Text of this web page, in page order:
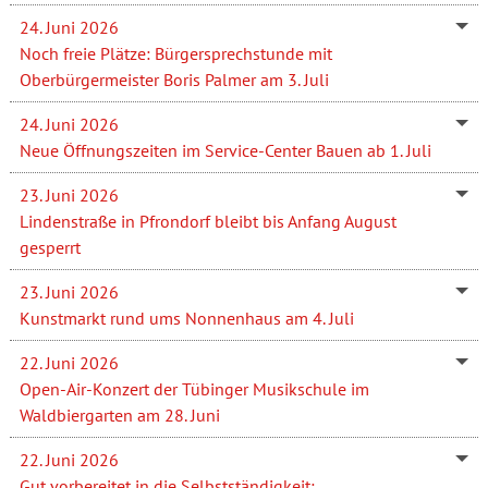
24. Juni 2026
Noch freie Plätze: Bürgersprechstunde mit
Oberbürgermeister Boris Palmer am 3. Juli
24. Juni 2026
Neue Öffnungszeiten im Service-Center Bauen ab 1. Juli
23. Juni 2026
Lindenstraße in Pfrondorf bleibt bis Anfang August
gesperrt
23. Juni 2026
Kunstmarkt rund ums Nonnenhaus am 4. Juli
22. Juni 2026
Open-Air-Konzert der Tübinger Musikschule im
Waldbiergarten am 28. Juni
22. Juni 2026